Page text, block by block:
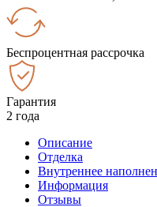
Беспроцентная рассрочка
Гарантия
2 года
Описание
Отделка
Внутреннее
Информация
Отзывы